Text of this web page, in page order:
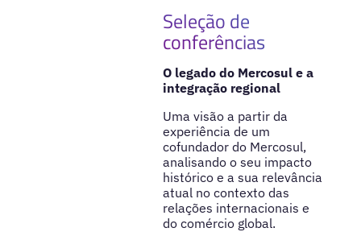
Seleção de
conferências
O legado do Mercosul e a
integração regional
Uma visão a partir da
experiência de um
cofundador do Mercosul,
analisando o seu impacto
histórico e a sua relevância
atual no contexto das
relações internacionais e
do comércio global.